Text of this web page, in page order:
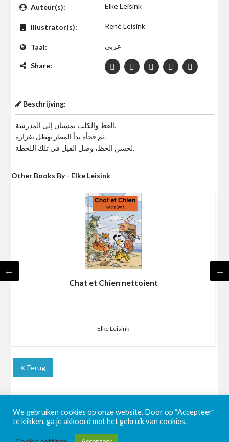
Auteur(s): Elke Leisink
Illustrator(s): René Leisink
Taal: عربي
Share:
Beschrijving:
القط والكلب يمشيان إلى المدرسة.
ثم فجأة بدأ المطر يهطل بغزارة.
لحسن الحظ، وصل الفيل في تلك اللحظة.
Other Books By - Elke Leisink
Chat et Chien nettoient
Elke Leisink
Terug
We gebruiken cookies op onze website. Door op “Accepteer”
te klikken, ga je akkoord met het gebruik van cookies.